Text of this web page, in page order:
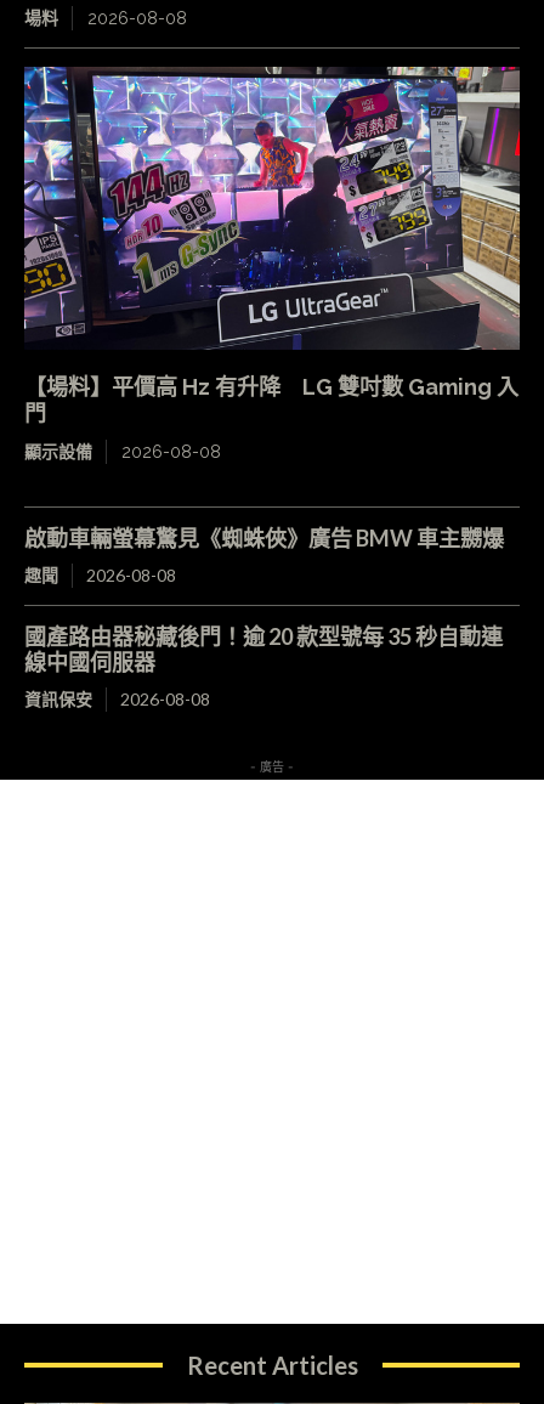
場料 2026-08-08
【場料】平價高 Hz 有升降 LG 雙吋數 Gaming 入
門
顯示設備 2026-08-08
啟動車輛螢幕驚見《蜘蛛俠》廣告 BMW 車主嬲爆
趣聞 2026-08-08
國產路由器秘藏後門！逾 20 款型號每 35 秒自動連
線中國伺服器
資訊保安 2026-08-08
- 廣告 -
Recent Articles